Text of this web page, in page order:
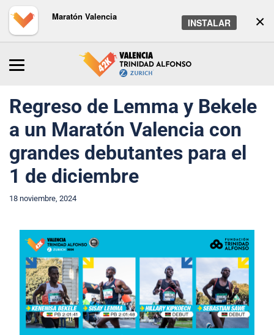
×
Maratón Valencia
INSTALAR
Noticias
Regreso de Lemma y Bekele
a un Maratón Valencia con
grandes debutantes para el
1 de diciembre
18 noviembre, 2024